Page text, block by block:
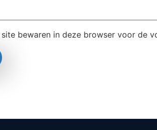
bewaren in deze browser voor de